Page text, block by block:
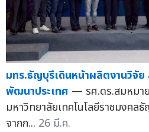
มทร.ธัญบุรีเดินหน้าผลิตงานวิจัย
พัฒนาประเทศ — รศ.ดร.สมหมา
มหาวิทยาลัยเทคโนโลยีราชมงคล
จากก... 26 มี.ค.